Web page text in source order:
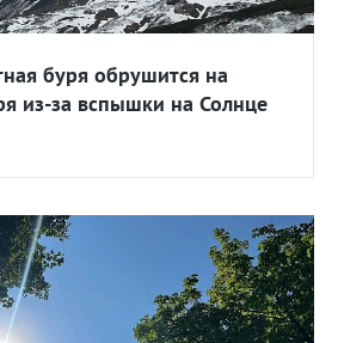
буря обрушится на
из-за вспышки на Солнце